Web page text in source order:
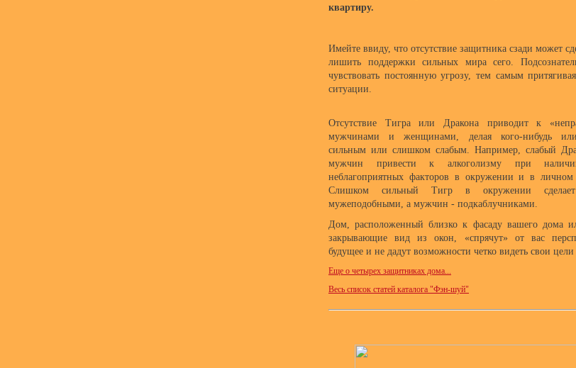
квартиру.
Имейте ввиду, что отсутствие защитника сзади может
лишить поддержки сильных мира сего.
чувствовать постоянную угрозу, тем самым
ситуации.
Отсутствие Тигра или Дракона приводит к
мужчинами и женщинами, делая кого-нибудь или
сильным или слишком слабым. Например, слабый
мужчин привести к алкоголизму при
неблагоприятных факторов в окружении и в личном
Слишком сильный Тигр в окружении
мужеподобными, а мужчин - подкаблучниками.
Дом, расположенный близко к фасаду вашего дома
закрывающие вид из окон, «спрячут» от вас
будущее и не дадут возможности четко видеть свои цели
Еще о четырех защитниках дома...
Весь список статей каталога "Фэн-шуй"